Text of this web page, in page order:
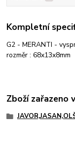
Kompletní
G2 - MERANTI -
rozměr : 68x13x8mm
Zboží zařazeno